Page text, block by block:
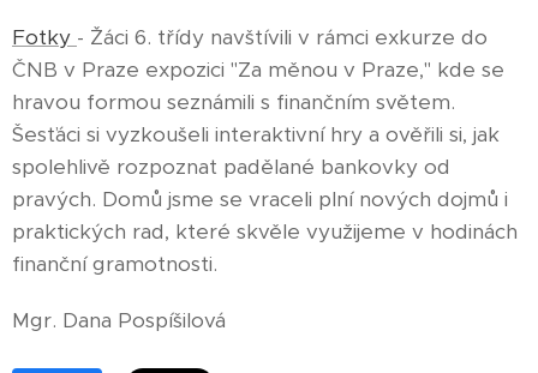
Fotky - Žáci 6. třídy navštívili v rámci exkurze do
ČNB v Praze expozici "Za měnou v Praze," kde se
hravou formou seznámili s finančním světem.
Šesťáci si vyzkoušeli interaktivní hry a ověřili si, jak
spolehlivě rozpoznat padělané bankovky od
pravých. Domů jsme se vraceli plní nových dojmů i
praktických rad, které skvěle využijeme v hodinách
finanční gramotnosti.
Mgr. Dana Pospíšilová